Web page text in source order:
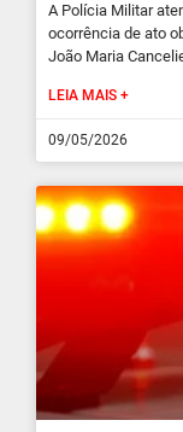
A Polícia Militar
ocorrência de ato
João Maria
LEIA MAIS +
09/05/2026